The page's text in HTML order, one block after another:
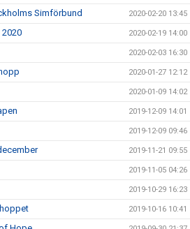
Simförbund 2020-02-20 13:45
2020-02-19 14:00
2020-02-03 16:30
2020-01-27 12:12
2020-01-09 14:02
2019-12-09 14:01
2019-12-09 09:46
2019-11-21 09:55
2019-11-05 04:26
2019-10-29 16:23
2019-10-16 10:41